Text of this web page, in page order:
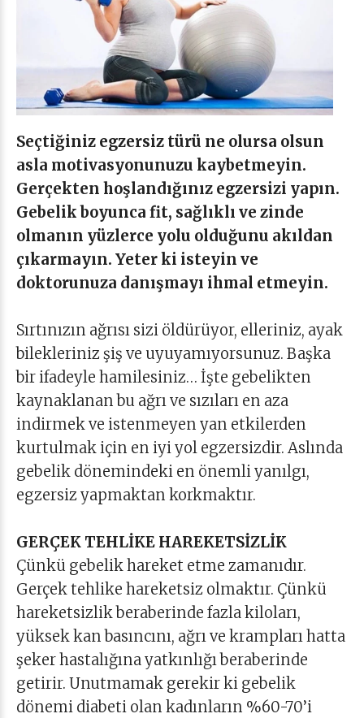
Seçtiğiniz egzersiz türü ne olursa olsun
asla motivasyonunuzu kaybetmeyin.
Gerçekten hoşlandığınız egzersizi yapın.
Gebelik boyunca fit, sağlıklı ve zinde
olmanın yüzlerce yolu olduğunu akıldan
çıkarmayın. Yeter ki isteyin ve
doktorunuza danışmayı ihmal etmeyin.
Sırtınızın ağrısı sizi öldürüyor, elleriniz, ayak
bilekleriniz şiş ve uyuyamıyorsunuz. Başka
bir ifadeyle hamilesiniz… İşte gebelikten
kaynaklanan bu ağrı ve sızıları en aza
indirmek ve istenmeyen yan etkilerden
kurtulmak için en iyi yol egzersizdir. Aslında
gebelik dönemindeki en önemli yanılgı,
egzersiz yapmaktan korkmaktır.
GERÇEK TEHLİKE HAREKETSİZLİK
Çünkü gebelik hareket etme zamanıdır.
Gerçek tehlike hareketsiz olmaktır. Çünkü
hareketsizlik beraberinde fazla kiloları,
yüksek kan basıncını, ağrı ve krampları hatta
şeker hastalığına yatkınlığı beraberinde
getirir. Unutmamak gerekir ki gebelik
dönemi diabeti olan kadınların %60-70’i